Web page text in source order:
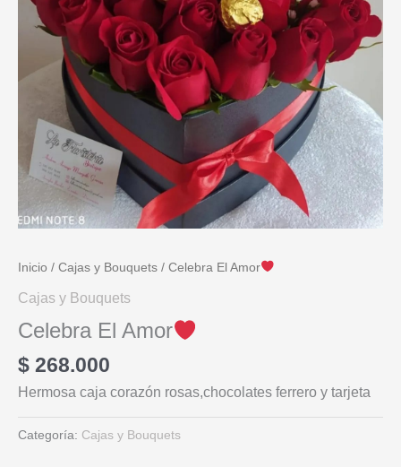
Inicio / Cajas y Bouquets / Celebra El Amor
Cajas y Bouquets
Celebra El Amor
$ 268.000
Hermosa caja corazón rosas,chocolates ferrero y tarjeta
Categoría: Cajas y Bouquets